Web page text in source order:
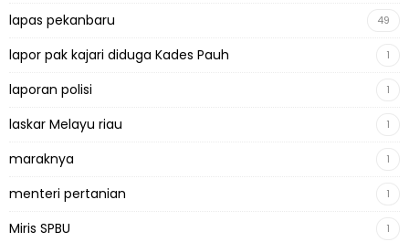
lapas pekanbaru 49
lapor pak kajari diduga Kades Pauh 1
laporan polisi 1
laskar Melayu riau 1
maraknya 1
menteri pertanian 1
Miris SPBU 1